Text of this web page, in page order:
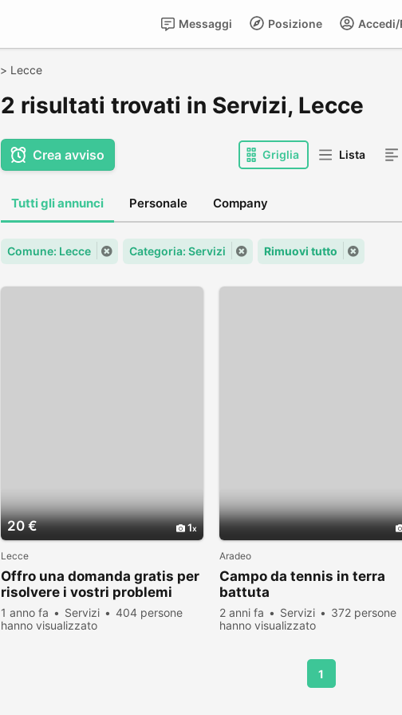
Posizione
Messaggi
> Lecce
2 risultati trovati in Servizi, Lecce
Crea avviso Griglia Lista
Tutti gli annunci Personale Company
Comune: Lecce Categoria: Servizi Rimuovi tutto
20 € 1
Lecce
Offro una domanda gratis per
risolvere i vostri problemi
1 anno fa Servizi
404 persone
hanno visualizzato
Aradeo
Campo da tennis in terra
battuta
2 anni fa Servizi
372 persone
hanno visualizzato
1